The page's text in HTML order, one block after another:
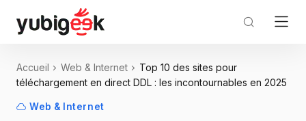
Accueil Web & Internet
Top 10 des sites pour
téléchargement en direct DDL : les incontournables en 2025
Web & Internet